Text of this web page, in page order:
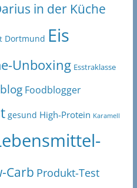
in der Küche
Dortmund Eis
Unboxing Esstraklasse
Foodblogger
gesund High-Protein Karamell
Carb Produkt-Test